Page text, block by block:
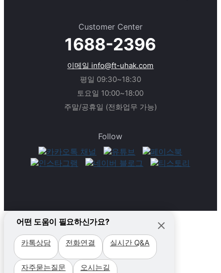
Customer Center
1688-2396
이메일 info@ft-uhak.com
평일 09:30~18:30
토요일 10:00~18:00
주말/공휴일 (전화업무 가능)
Follow
어떤 도움이 필요하신가요?
카톡상담 전화연결 실시간 Q&A
자주묻는질문 오시는길
필리핀